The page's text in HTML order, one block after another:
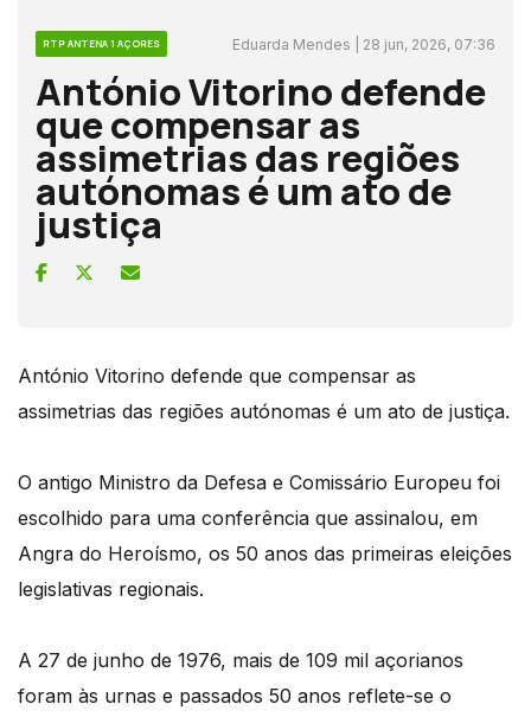
RTP ANTENA 1 AÇORES Eduarda Mendes | 28 jun, 2026, 07:36
António Vitorino defende
que compensar as
assimetrias das regiões
autónomas é um ato de
justiça
António Vitorino defende que compensar as
assimetrias das regiões autónomas é um ato de justiça.
O antigo Ministro da Defesa e Comissário Europeu foi
escolhido para uma conferência que assinalou, em
Angra do Heroísmo, os 50 anos das primeiras eleições
legislativas regionais.
A 27 de junho de 1976, mais de 109 mil açorianos
foram às urnas e passados 50 anos reflete-se o